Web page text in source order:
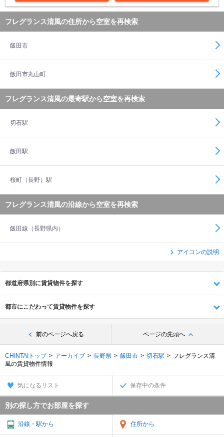
フレグランス清風の住所から空室を再検索
飯田市
飯田市丸山町
フレグランス清風の最寄駅から空室を再検索
切石駅
飯田駅
桜町（長野）駅
フレグランス清風の沿線から空室を再検索
飯田線（長野県内）
アイコンの説明
都道府県別に賃貸物件を探す
都市にこだわって賃貸物件を探す
前のページへ戻る ページの先頭へ
CHINTAIトップ アーカイブ 長野県 飯田市 切石駅
フレグランス清
風の賃貸物件情報
気になるリスト 保存中の条件
別の探し方でお部屋を探す
沿線・駅から 住所から